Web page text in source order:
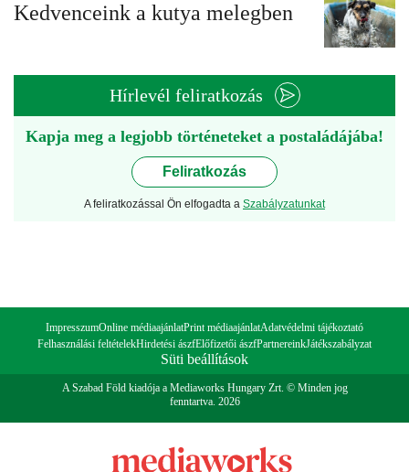
Kedvenceink a kutya melegben
Hírlevél feliratkozás
Kapja meg a legjobb történeteket a postaládájába!
Feliratkozás
A feliratkozással Ön elfogadta a Szabályzatunkat
ImpresszumOnline médiaajánlatPrint médiaajánlatAdatvédelmi tájékoztató
Felhasználási feltételekHirdetési ászfElőfizetői ászfPartnereinkJátékszabályzat
Süti beállítások
A Szabad Föld kiadója a Mediaworks Hungary Zrt. © Minden jog
fenntartva. 2026